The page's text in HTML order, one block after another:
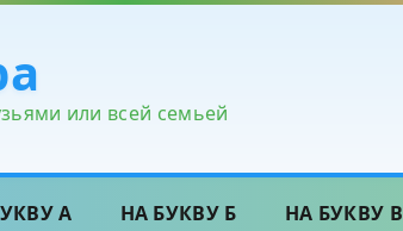
или всей семьей
А НА БУКВУ Б НА БУКВУ В